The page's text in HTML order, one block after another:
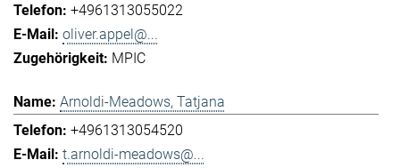
+4961313055022
oliver.appel@...
MPIC
Arnoldi-Meadows, Tatjana
+4961313054520
t.arnoldi-meadows@...